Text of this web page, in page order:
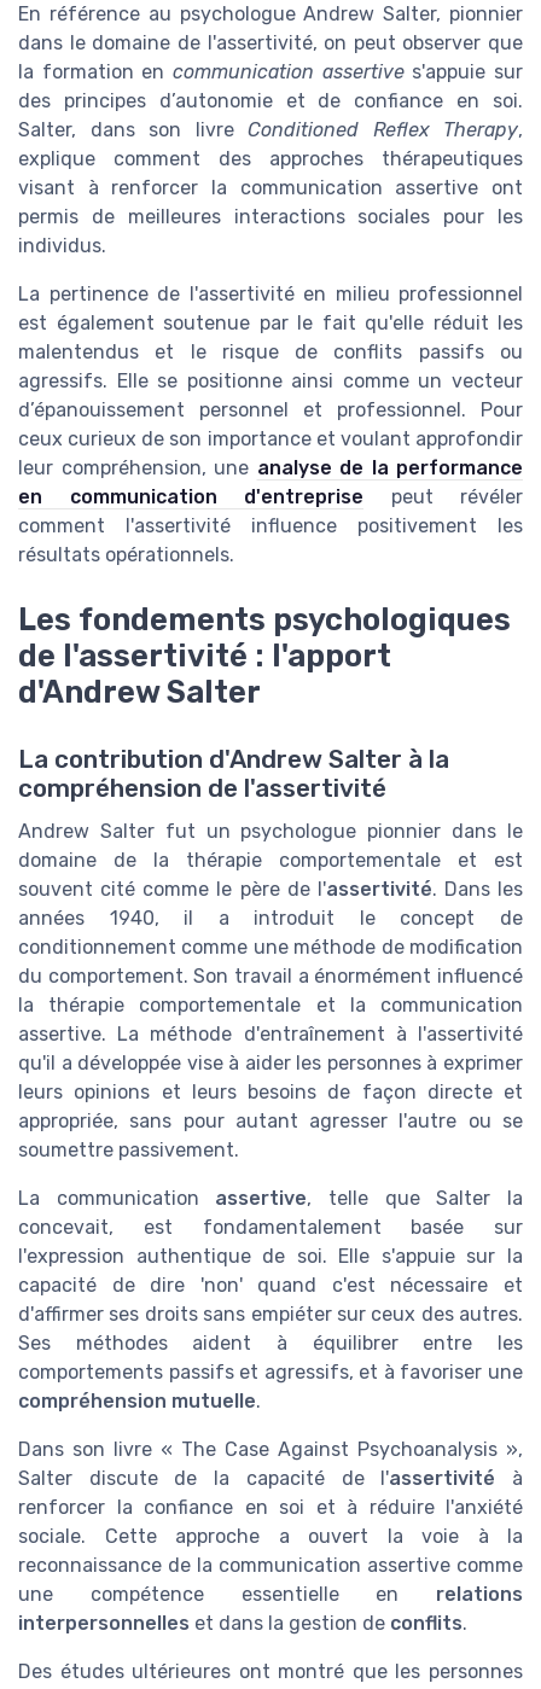
En référence au psychologue Andrew Salter, pionnier
dans le domaine de l'assertivité, on peut observer que
la formation en communication assertives'appuie sur
des principes d’autonomie et de confiance en soi.
Salter, dans son livre Conditioned Reflex Therapy,
explique comment des approches thérapeutiques
visant à renforcer la communication assertive ont
permis de meilleures interactions sociales pour les
individus.
La pertinence de l'assertivité en milieu professionnel
est également soutenue par le fait qu'elle réduit les
malentendus et le risque de conflits passifs ou
agressifs. Elle se positionne ainsi comme un vecteur
d’épanouissement personnel et professionnel. Pour
ceux curieux de son importance et voulant approfondir
leur compréhension, une analyse de la performance
en communication d'entreprise peut révéler
comment l'assertivité influence positivement les
résultats opérationnels.
Les fondements psychologiques
de l'assertivité : l'apport
d'Andrew Salter
La contribution d'Andrew Salter à la
compréhension de l'assertivité
Andrew Salter fut un psychologue pionnier dans le
domaine de la thérapie comportementale et est
souvent cité comme le père de l'assertivité. Dans les
années 1940, il a introduit le concept de
conditionnement comme une méthode de modification
du comportement. Son travail a énormément influencé
la thérapie comportementale et la communication
assertive. La méthode d'entraînement à l'assertivité
qu'il a développée vise à aider les personnes à exprimer
leurs opinions et leurs besoins de façon directe et
appropriée, sans pour autant agresser l'autre ou se
soumettre passivement.
La communication assertive, telle que Salter la
concevait, est fondamentalement basée sur
l'expression authentique de soi. Elle s'appuie sur la
capacité de dire 'non' quand c'est nécessaire et
d'affirmer ses droits sans empiéter sur ceux des autres.
Ses méthodes aident à équilibrer entre les
comportements passifs et agressifs, et à favoriser une
compréhension mutuelle.
Dans son livre « The Case Against Psychoanalysis »,
Salter discute de la capacité de l'assertivité à
renforcer la confiance en soi et à réduire l'anxiété
sociale. Cette approche a ouvert la voie à la
reconnaissance de la communication assertive comme
une compétence essentielle en relations
interpersonnelles et dans la gestion de conflits.
Des études ultérieures ont montré que les personnes